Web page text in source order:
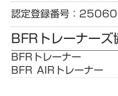
認定登録番号：
BFRトレーナー
BFRトレーナー
BFR AIRトレーナー